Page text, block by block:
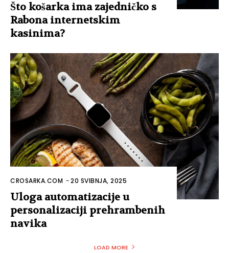
Što košarka ima zajedničko s
Rabona internetskim
kasinima?
CROSARKA.COM -20 SVIBNJA, 2025
Uloga automatizacije u
personalizaciji prehrambenih
navika
LOAD MORE